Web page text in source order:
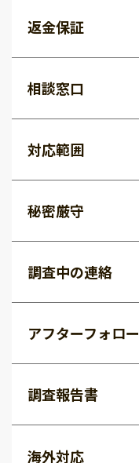
返金保証
相談窓口
対応範囲
秘密厳守
調査中の連絡
アフターフォロー
調査報告書
海外対応